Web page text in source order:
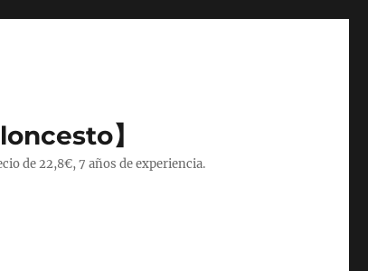
】
de 22,8€, 7 años de experiencia.